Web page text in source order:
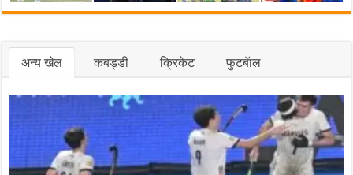
अन्य खेल कबड्डी क्रिकेट फुटबॅाल